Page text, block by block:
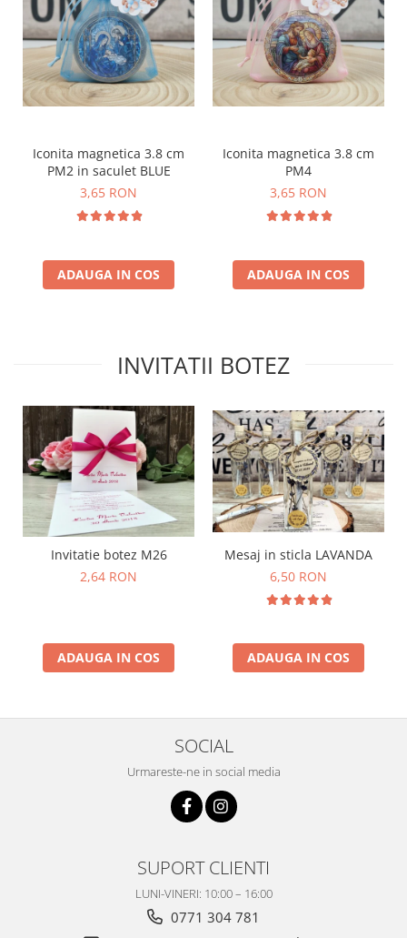
Iconita magnetica 3.8 cm
PM2 in saculet BLUE
3,65 RON
ADAUGA IN COS
Iconita magnetica 3.8 cm
PM4
3,65 RON
ADAUGA IN COS
INVITATII BOTEZ
Invitatie botez M26
2,64 RON
ADAUGA IN COS
Mesaj in sticla LAVANDA
6,50 RON
ADAUGA IN COS
SOCIAL
Urmareste-ne in social media
SUPORT CLIENTI
LUNI-VINERI: 10:00 – 16:00
0771 304 781